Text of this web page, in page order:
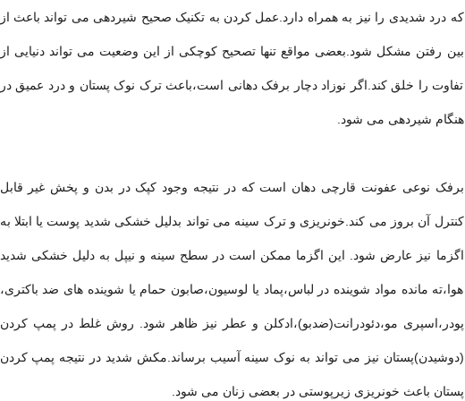
که درد شدیدی را نیز به همراه دارد.عمل کردن به تکنیک صحیح شیردهی می تواند باعث از
بین رفتن مشکل شود.بعضی مواقع تنها تصحیح کوچکی از این وضعیت می تواند دنیایی از
تفاوت را خلق کند.اگر نوزاد دچار برفک دهانی است،باعث ترک نوک پستان و درد عمیق در
هنگام شیردهی می شود.
برفک نوعی عفونت قارچی دهان است که در نتیجه وجود کپک در بدن و پخش غیر قابل
کنترل آن بروز می کند.خونریزی و ترک سینه می تواند بدلیل خشکی شدید پوست یا ابتلا به
اگزما نیز عارض شود. این اگزما ممکن است در سطح سینه و نیپل به دلیل خشکی شدید
هوا،ته مانده مواد شوینده در لباس،پماد یا لوسیون،صابون حمام یا شوینده های ضد باکتری،
پودر،اسپری مو،دئودرانت(ضدبو)،ادکلن و عطر نیز ظاهر شود. روش غلط در پمپ کردن
(دوشیدن)پستان نیز می تواند به نوک سینه آسیب برساند.مکش شدید در نتیجه پمپ کردن
پستان باعث خونریزی زیرپوستی در بعضی زنان می شود.